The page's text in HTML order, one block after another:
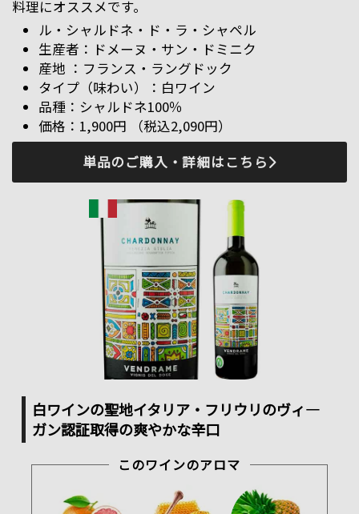
料理にオススメです。
ル・シャルドネ・ド・ラ・シャペル
ドメーヌ・サン・ドミニク
フランス・ラングドック
白ワイン
シャルドネ100％
1,900円 （税込2,090円）
単品のご購入・詳細はこちら
白ワインの聖地イタリア・フリウリのヴィ―
ガン認証取得の爽やかな辛口
このワインのアロマ